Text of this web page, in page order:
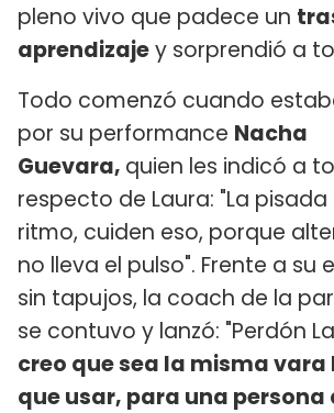
pleno vivo que padece un
aprendizajey sorprendió a
Todo comenzó cuando
por su performance Nacha
Guevara, quien les indicó a
respecto de Laura: "La
ritmo, cuiden eso, porque
no lleva el pulso". Frente a su
sin tapujos, la coach de la
se contuvo y lanzó: "Perdón
creo que sea la misma vara
que usar, para una persona